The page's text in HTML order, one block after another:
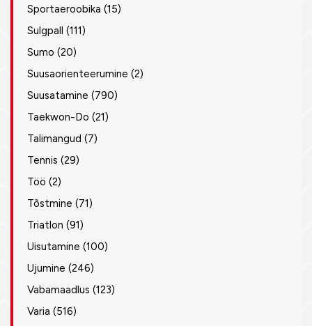
Sportaeroobika (15)
Sulgpall (111)
Sumo (20)
Suusaorienteerumine (2)
Suusatamine (790)
Taekwon-Do (21)
Talimangud (7)
Tennis (29)
Töö (2)
Tõstmine (71)
Triatlon (91)
Uisutamine (100)
Ujumine (246)
Vabamaadlus (123)
Varia (516)